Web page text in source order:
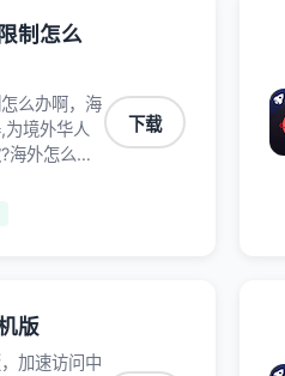
制怎么
么办啊，海
境外华人
海外怎么看
卡等境外
内节点,专
下载
版
加速访问中